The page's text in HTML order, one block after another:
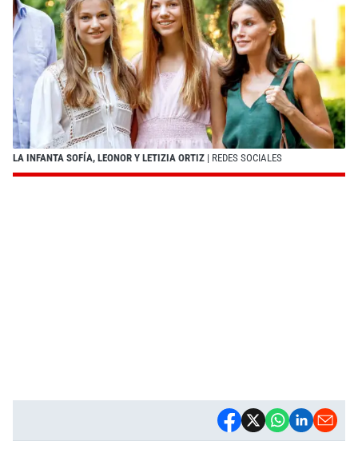
LA INFANTA SOFÍA, LEONOR Y LETIZIA ORTIZ | REDES SOCIALES